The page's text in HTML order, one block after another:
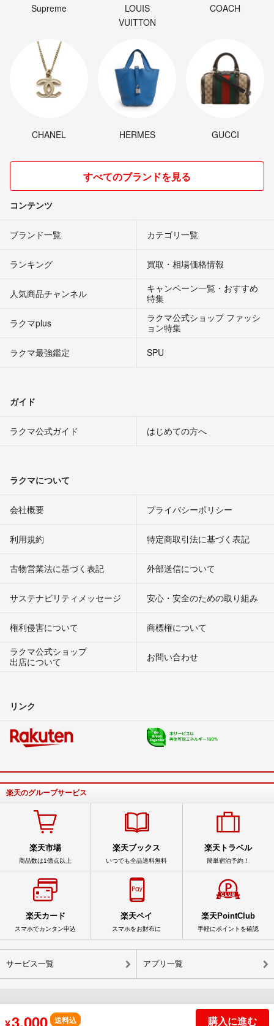
3,000 送料込 購入に進む
Supreme
LOUIS
VUITTON
COACH
CHANEL HERMES GUCCI
すべてのブランドを見る
コンテンツ
ブランド一覧 カテゴリ一覧
ランキング 買取・相場価格情報
人気商品チャンネル
キャンペーン一覧・おすすめ
特集
ラクマplus
ラクマ公式ショップ ファッシ
ョン特集
ラクマ最強鑑定
SPU
ガイド
ラクマ公式ガイド はじめての方へ
ラクマについて
会社概要 プライバシーポリシー
利用規約 特定商取引法に基づく表記
古物営業法に基づく表記 外部送信について
サステナビリティメッセージ 安心・安全のための取り組み
権利侵害について
商標権について
ラクマ公式ショップ
出店について
お問い合わせ
リンク
楽天のグループサービス
楽天市場
商品数は1億点以上
楽天ブックス
いつでも全品送料無料
楽天トラベル
簡単宿泊予約！
楽天カード
スマホでカンタン申込
楽天ペイ
スマホをお財布に
楽天PointClub
手軽にポイントを確認
サービス一覧 アプリ一覧